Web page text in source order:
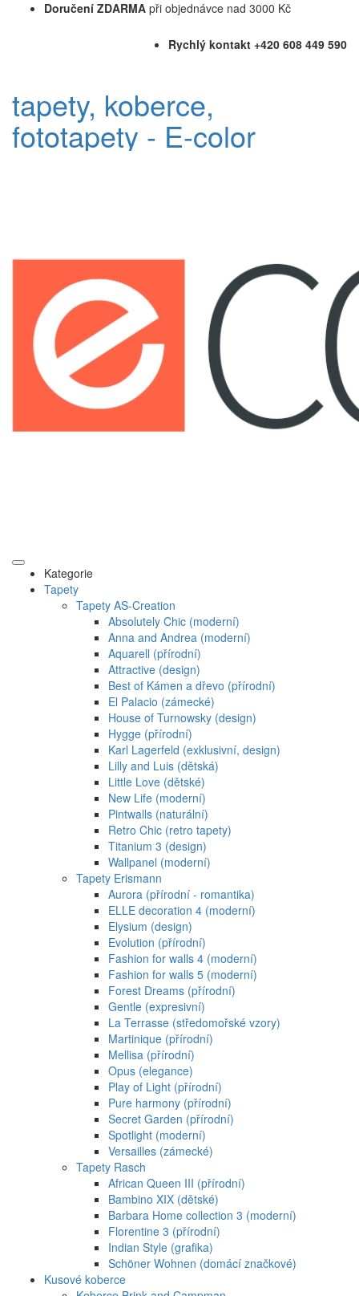
Doručení ZDARMA při objednávce nad 3000 Kč
Rychlý kontakt +420 608 449 590
tapety, koberce,
fototapety - E-color
Kategorie
Tapety
Tapety AS-Creation
Absolutely Chic (moderní)
Anna and Andrea (moderní)
Aquarell (přírodní)
Attractive (design)
Best of Kámen a dřevo (přírodní)
El Palacio (zámecké)
House of Turnowsky (design)
Hygge (přírodní)
Karl Lagerfeld (exklusivní, design)
Lilly and Luis (dětská)
Little Love (dětské)
New Life (moderní)
Pintwalls (naturální)
Retro Chic (retro tapety)
Titanium 3 (design)
Wallpanel (moderní)
Tapety Erismann
Aurora (přírodní - romantika)
ELLE decoration 4 (moderní)
Elysium (design)
Evolution (přírodní)
Fashion for walls 4 (moderní)
Fashion for walls 5 (moderní)
Forest Dreams (přírodní)
Gentle (expresivní)
La Terrasse (středomořské vzory)
Martinique (přírodní)
Mellisa (přírodní)
Opus (elegance)
Play of Light (přírodní)
Pure harmony (přírodní)
Secret Garden (přírodní)
Spotlight (moderní)
Versailles (zámecké)
Tapety Rasch
African Queen III (přírodní)
Bambino XIX (dětské)
Barbara Home collection 3 (moderní)
Florentine 3 (přírodní)
Indian Style (grafika)
Schöner Wohnen (domácí značkové)
Kusové koberce